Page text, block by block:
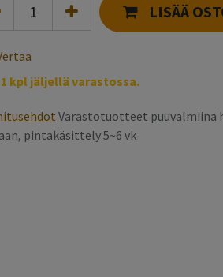
LISÄÄ
1 kpl jäljellä varastossa.
Varastotuotteet puuvalmiina
pintakäsittely 5~6 vk